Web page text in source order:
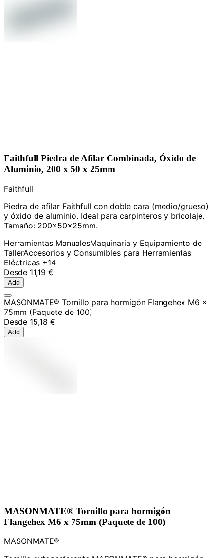
Faithfull Piedra de Afilar Combinada, Óxido de
Aluminio, 200 x 50 x 25mm
Faithfull
Piedra de afilar Faithfull con doble cara (medio/grueso)
y óxido de aluminio. Ideal para carpinteros y bricolaje.
Tamaño: 200x50x25mm.
Herramientas ManualesMaquinaria y Equipamiento de
TallerAccesorios y Consumibles para Herramientas
Eléctricas +14
Desde 11,19 €
Add
MASONMATE® Tornillo para hormigón Flangehex M6 x
75mm (Paquete de 100)
Desde 15,18 €
Add
MASONMATE® Tornillo para hormigón
Flangehex M6 x 75mm (Paquete de 100)
MASONMATE®